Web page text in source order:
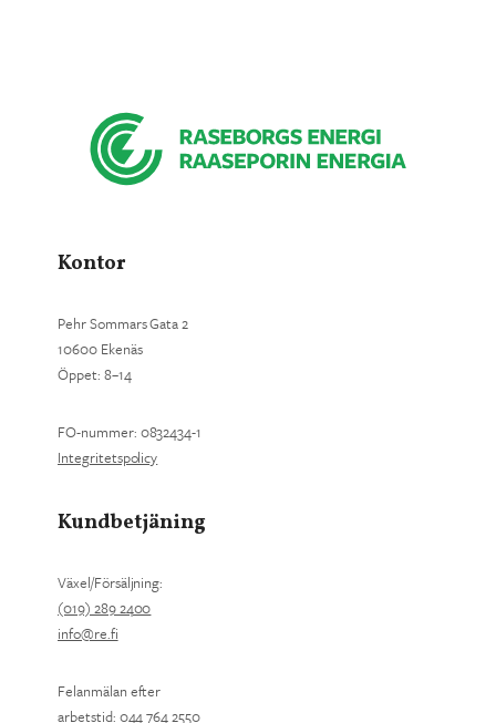
Kontor
Pehr Sommars Gata 2
10600 Ekenäs
Öppet: 8–14
FO-nummer: 0832434-1
Integritetspolicy
Kundbetjäning
Växel/Försäljning:
(019) 289 2400
info@re.fi
Felanmälan efter
arbetstid: 044 764 2550